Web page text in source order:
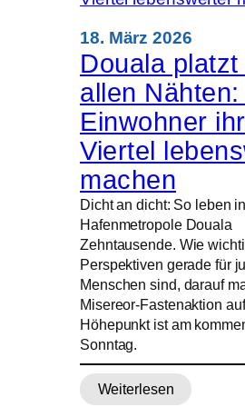
angreifen
Evakuierung
ausgeweitet
18. März 2026
Douala platzt
allen Nähten:
Einwohner ihr
Viertel
machen
Dicht an dicht: So leben
Hafenmetropole Douala
Zehntausende. Wie
Perspektiven gerade für
Menschen sind, darauf
Misereor-Fastenaktion
Höhepunkt ist am
Sonntag.
Weiterlesen
: